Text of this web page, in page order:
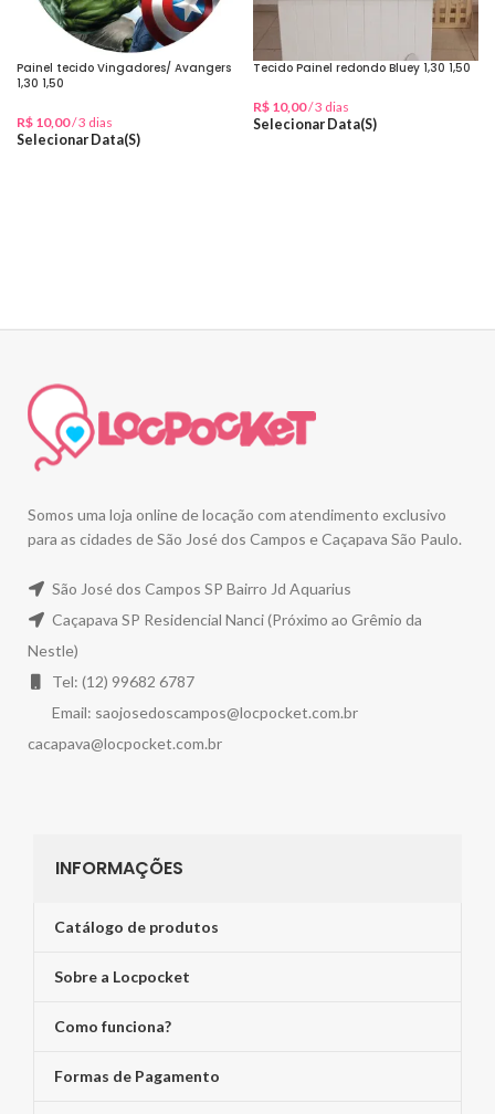
Painel tecido Vingadores/ Avangers
1,30 1,50
R$ 10,00/ 3 dias
Selecionar Data(s)
Tecido Painel redondo Bluey 1,30 1,50
R$ 10,00/ 3 dias
Selecionar Data(s)
Somos uma loja online de locação com atendimento exclusivo
para as cidades de São José dos Campos e Caçapava São Paulo.
São José dos Campos SP Bairro Jd Aquarius
Caçapava SP Residencial Nanci (Próximo ao Grêmio da
Nestle)
Tel: (12) 99682 6787
Email: saojosedoscampos@locpocket.com.br
cacapava@locpocket.com.br
INFORMAÇÕES
Catálogo de produtos
Sobre a Locpocket
Como funciona?
Formas de Pagamento